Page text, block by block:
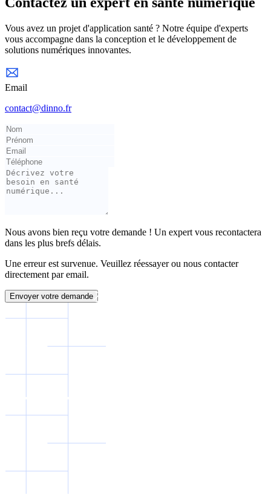
Vous avez un projet d'application santé ? Notre équipe d'experts
vous accompagne dans la conception et le développement de
solutions numériques innovantes.
Email
contact@dinno.fr
Nous avons bien reçu votre demande ! Un expert vous recontactera
dans les plus brefs délais.
Une erreur est survenue. Veuillez réessayer ou nous contacter
directement par email.
Envoyer votre demande